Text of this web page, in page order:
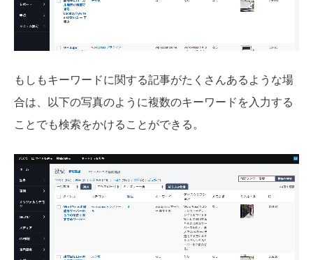
もしもキーワードに関する記事がたくさんあるような場
合は、以下の写真のように複数のキーワードを入力する
ことでも検索をかけることができる。